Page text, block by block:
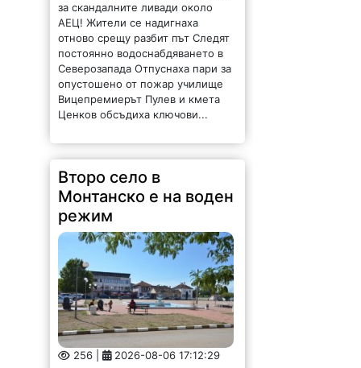
за скандалните ливади около
АЕЦ! Жители се надигнаха
отново срещу разбит път Следят
постоянно водоснабдяването в
Северозапада Отпуснаха пари за
опустошено от пожар училище
Вицепремиерът Пулев и кмета
Ценков обсъдиха ключови...
Второ село в
Монтанско е на воден
режим
256 | 2026-08-06 17:12:29